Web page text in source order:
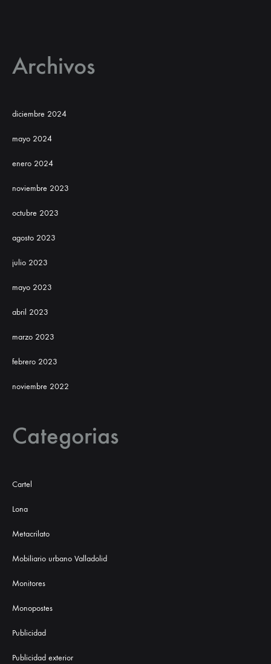
Archivos
diciembre 2024
mayo 2024
enero 2024
noviembre 2023
octubre 2023
agosto 2023
julio 2023
mayo 2023
abril 2023
marzo 2023
febrero 2023
noviembre 2022
Categorias
Cartel
Lona
Metacrilato
Mobiliario urbano Valladolid
Monitores
Monopostes
Publicidad
Publicidad exterior